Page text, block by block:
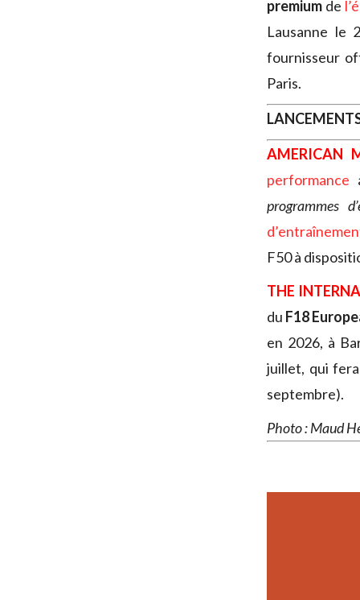
premium de
Lausanne le
fournisseur
Paris.
AMERICAN
performance
programmes
F50 à
THE
du F18
en 2026, à
juillet, qui
septembre).
Photo : Maud